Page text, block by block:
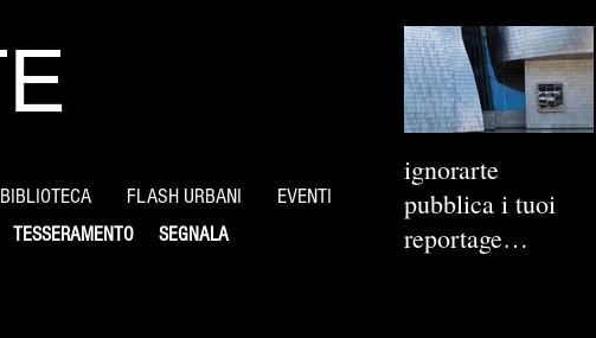
BIBLIOTECA FLASH URBANI EVENTI
SEGNALA
TESSERAMENTO
ignorarte
pubblica i tuoi
reportage